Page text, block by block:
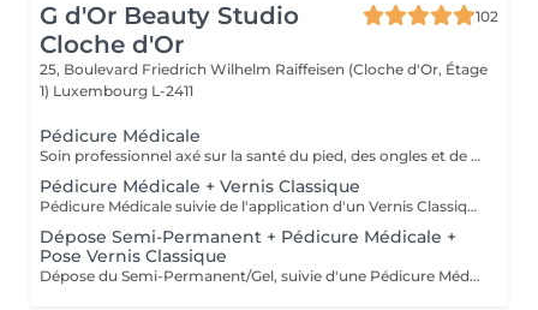
G d'Or Beauty Studio
Cloche d'Or
102
25, Boulevard Friedrich Wilhelm Raiffeisen (Cloche d'Or, Étage
1) Luxembourg L-2411
Pédicure Médicale
Soin professionnel axé sur la santé du pied, des ongles et de la peau, avec traitement des ongles incarnés, cors, durillons et callosités. Sans application de vernis.
Pédicure Médicale + Vernis Classique
Pédicure Médicale suivie de l'application d'un Vernis Classique. Convient aux clientes souhaitant un soin médical avec une finition Classique.
Dépose Semi-Permanent + Pédicure Médicale +
Pose Vernis Classique
Dépose du Semi-Permanent/Gel, suivie d'une Pédicure Médicale et de l'application d'un nouveau Semi-Permanent sur les ongles des pieds. Recommandé lorsque du Semi-Permanent est déjà présent.